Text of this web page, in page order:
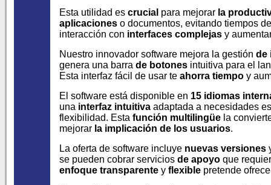
Esta utilidad es crucial para mejorar la
aplicaciones o documentos, evitando tiempos
interacción con interfaces complejas y
Nuestro innovador software mejora la gestión de
genera una barra de botones intuitiva para el
Esta interfaz fácil de usar te ahorra tiempo y
El software está disponible en 15 idiomas
una interfaz intuitiva adaptada a necesidades
flexibilidad. Esta función multilingüe la
mejorar la implicación de los usuarios.
La oferta de software incluye nuevas versiones
se pueden cobrar servicios de apoyo que
enfoque transparente y flexible pretende